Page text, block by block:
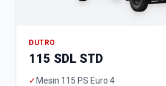
DUTRO
115 SDL STD
✓ Mesin 115 PS Euro 4